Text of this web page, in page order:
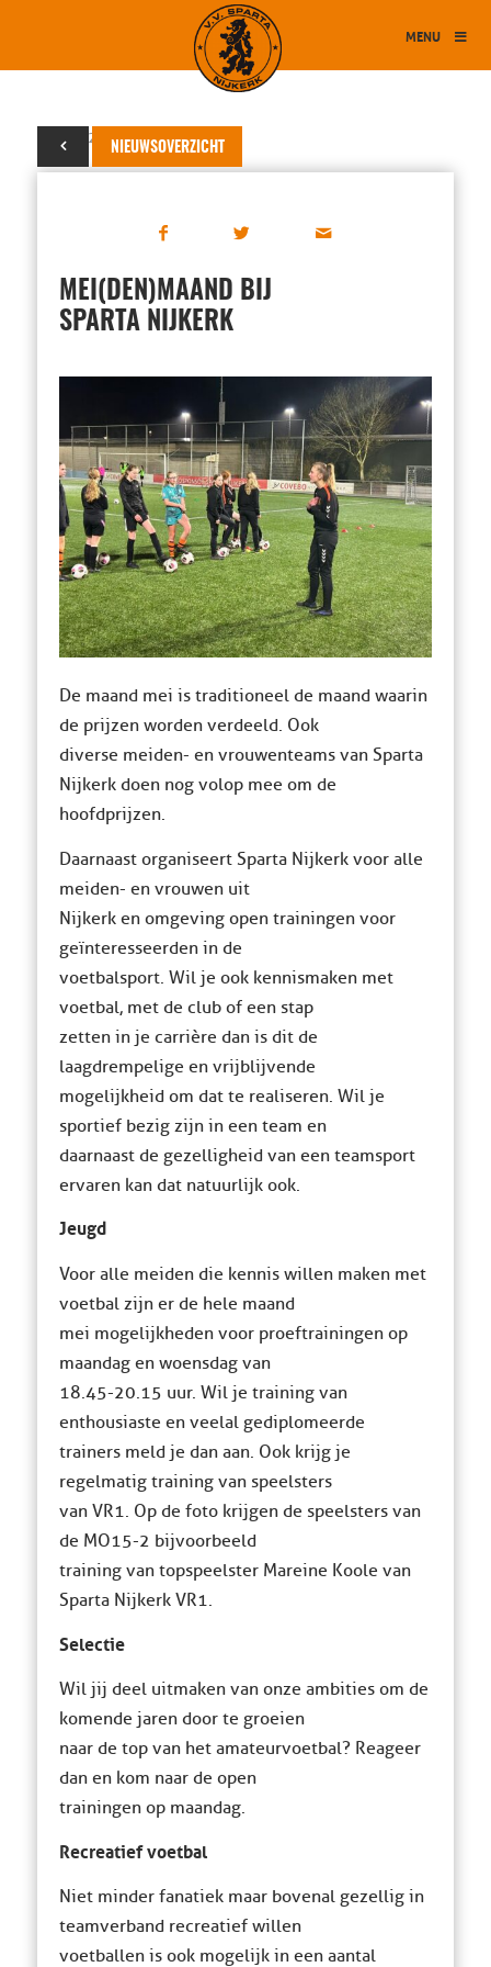
MENU
NIEUWSOVERZICHT
02 mei 2024
MEI(DEN)MAAND BIJ
SPARTA NIJKERK
De maand mei is traditioneel de maand waarin
de prijzen worden verdeeld. Ook
diverse meiden- en vrouwenteams van Sparta
Nijkerk doen nog volop mee om de
hoofdprijzen.
Daarnaast organiseert Sparta Nijkerk voor alle
meiden- en vrouwen uit
Nijkerk en omgeving open trainingen voor
geïnteresseerden in de
voetbalsport. Wil je ook kennismaken met
voetbal, met de club of een stap
zetten in je carrière dan is dit de
laagdrempelige en vrijblijvende
mogelijkheid om dat te realiseren. Wil je
sportief bezig zijn in een team en
daarnaast de gezelligheid van een teamsport
ervaren kan dat natuurlijk ook.
Jeugd
Voor alle meiden die kennis willen maken met
voetbal zijn er de hele maand
mei mogelijkheden voor proeftrainingen op
maandag en woensdag van
18.45-20.15 uur. Wil je training van
enthousiaste en veelal gediplomeerde
trainers meld je dan aan. Ook krijg je
regelmatig training van speelsters
van VR1. Op de foto krijgen de speelsters van
de MO15-2 bijvoorbeeld
training van topspeelster Mareine Koole van
Sparta Nijkerk VR1.
Selectie
Wil jij deel uitmaken van onze ambities om de
komende jaren door te groeien
naar de top van het amateurvoetbal? Reageer
dan en kom naar de open
trainingen op maandag.
Recreatief voetbal
Niet minder fanatiek maar bovenal gezellig in
teamverband recreatief willen
voetballen is ook mogelijk in een aantal